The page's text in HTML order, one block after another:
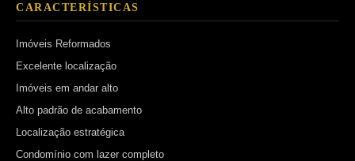
CARACTERÍSTICAS
Imóveis Reformados
Excelente localização
Imóveis em andar alto
Alto padrão de acabamento
Localização estratégica
Condomínio com lazer completo